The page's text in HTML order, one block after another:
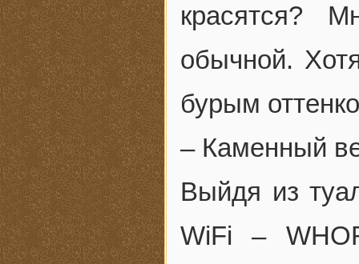
красятся?
обычной.
бурым
– Каменный
Выйдя из
WiFi –